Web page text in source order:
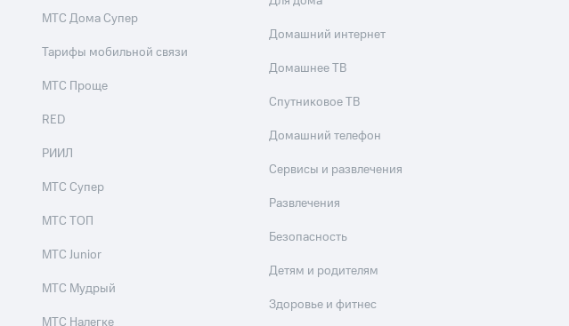
МТС Дома Супер
Тарифы мобильной связи
МТС Проще
RED
РИИЛ
МТС Супер
МТС ТОП
МТС Junior
МТС Мудрый
МТС Налегке
Домашний интернет
Домашнее ТВ
Спутниковое ТВ
Домашний телефон
Сервисы и развлечения
Развлечения
Безопасность
Детям и родителям
Здоровье и фитнес